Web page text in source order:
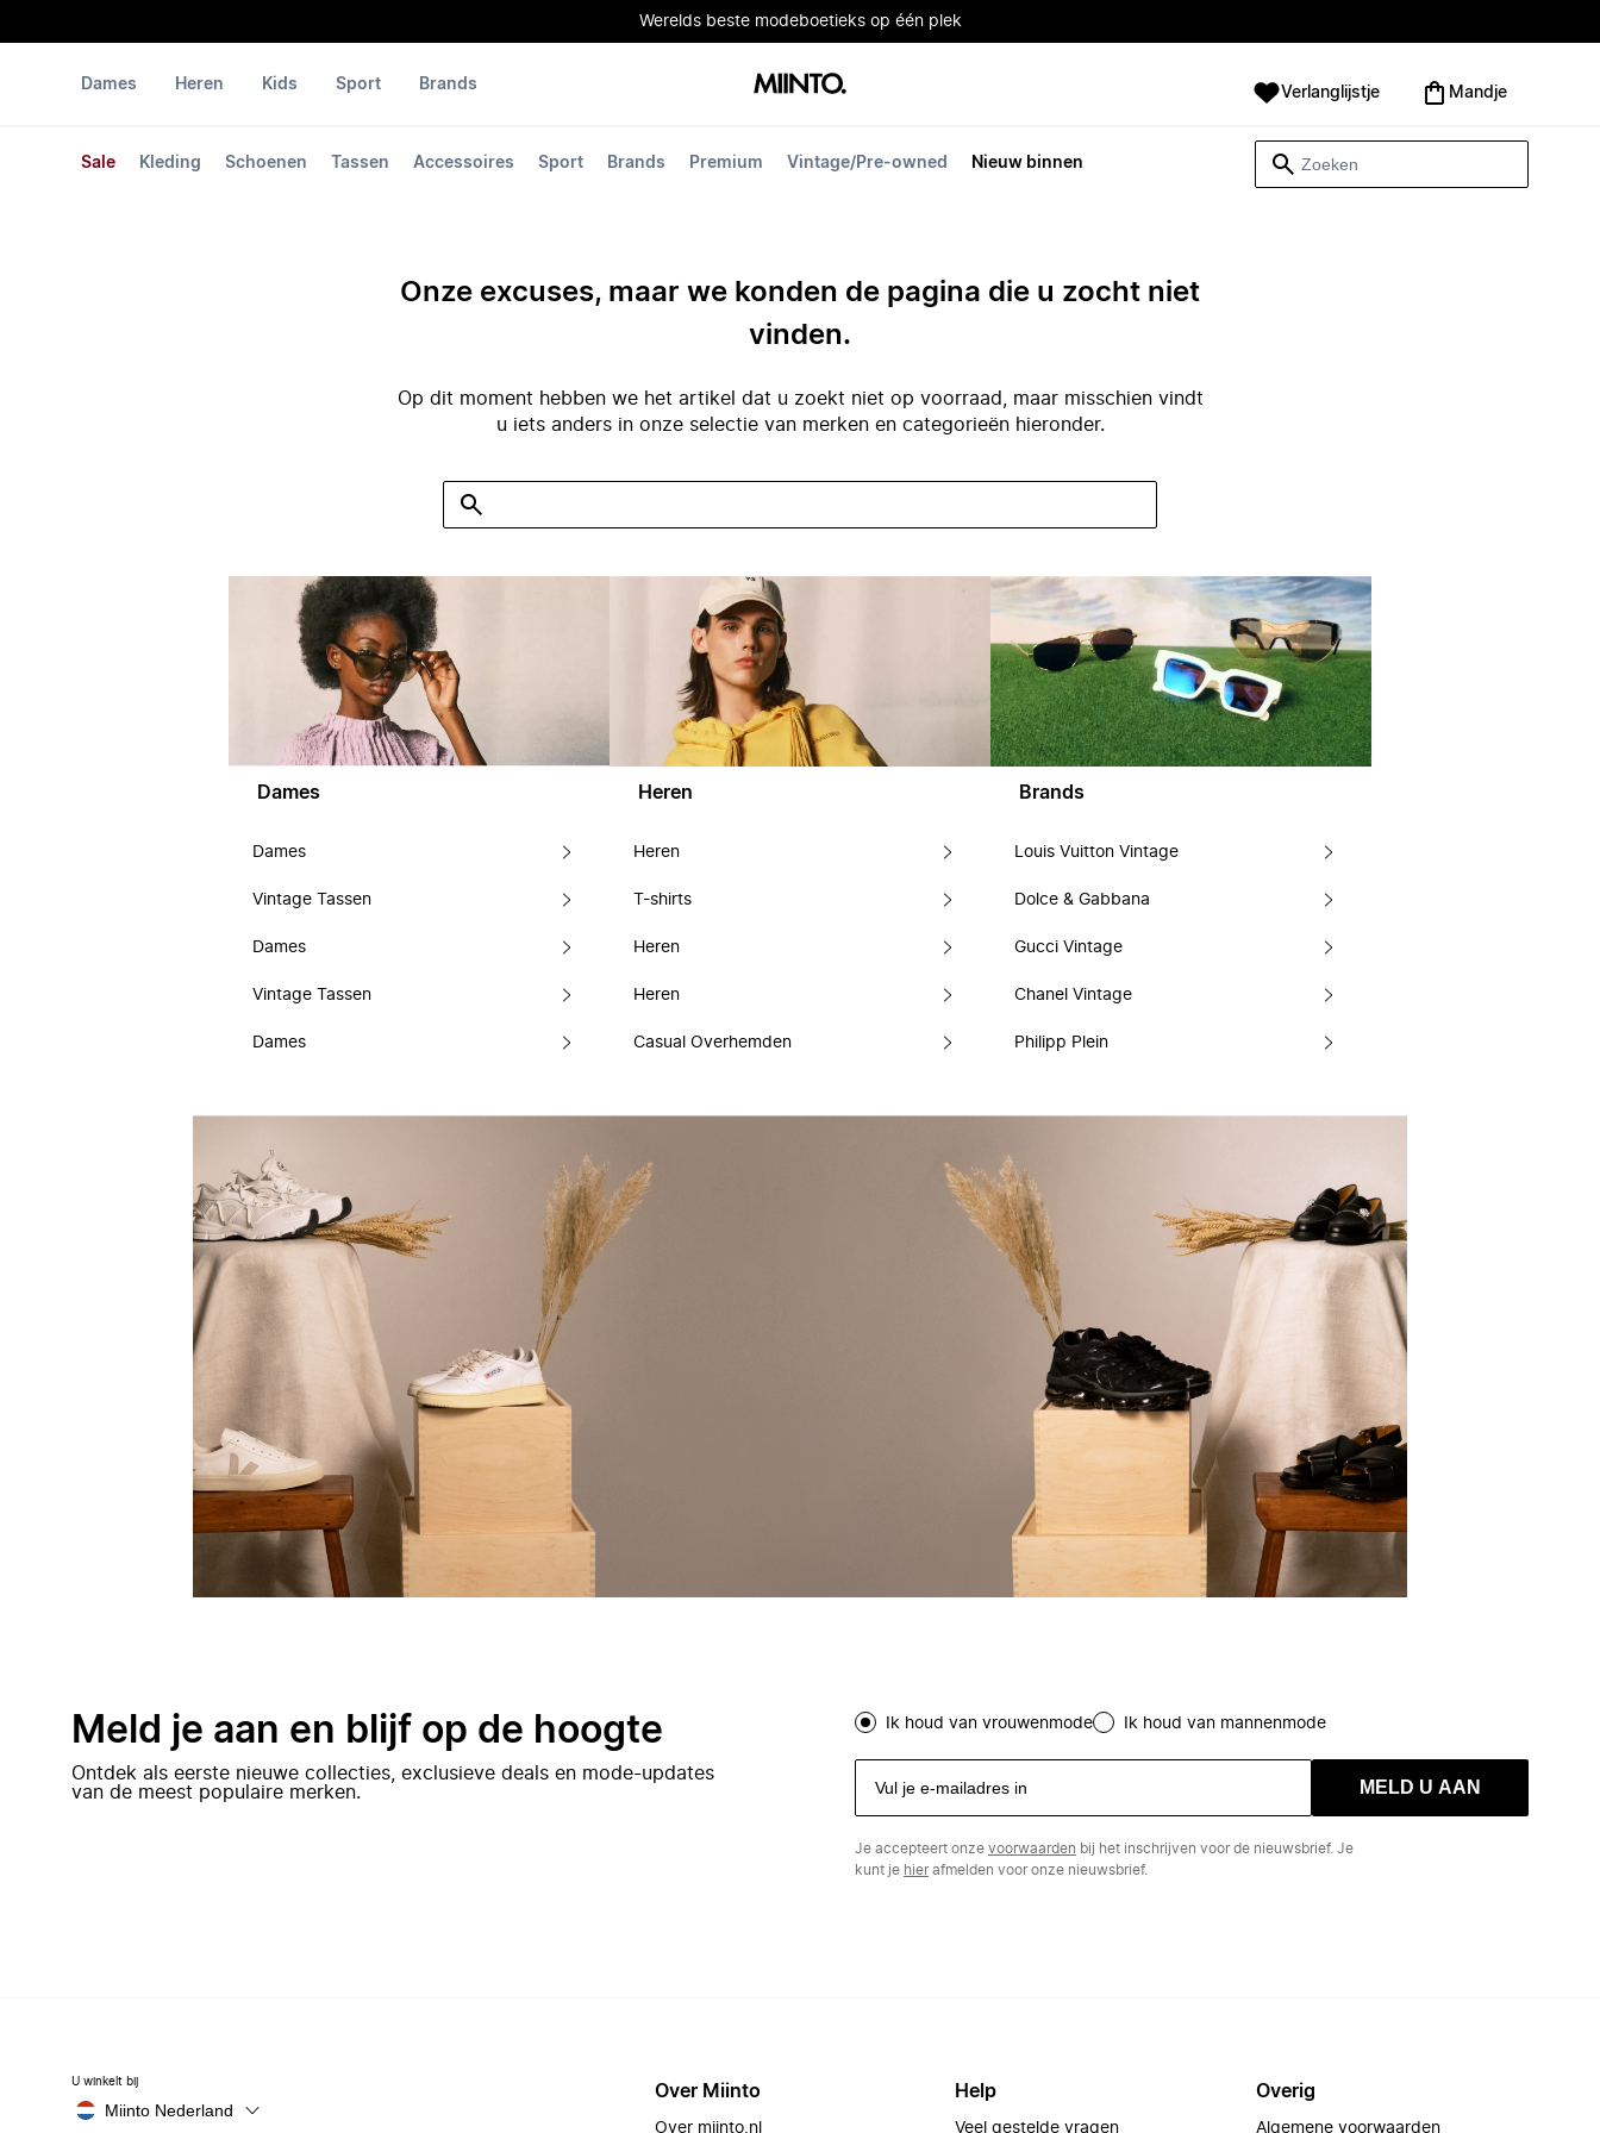
Werelds beste modeboetieks op één plek
Dames
Sale Kleding Schoenen Tassen Accessoires Sport Brands Premium Vintage/Pre-owned Nieuw binnen
Heren Kids Sport Brands Verlanglijstje Mandje
Onze excuses, maar we konden de pagina die u zocht niet
vinden.
Op dit moment hebben we het artikel dat u zoekt niet op voorraad, maar misschien vindt
u iets anders in onze selectie van merken en categorieën hieronder.
Dames
Dames
Vintage Tassen
Dames
Vintage Tassen
Dames
Heren
Heren
T-shirts
Heren
Heren
Casual Overhemden
Brands
Louis Vuitton Vintage
Dolce & Gabbana
Gucci Vintage
Chanel Vintage
Philipp Plein
Meld je aan en blijf op de hoogte
Ontdek als eerste nieuwe collecties, exclusieve deals en mode-updates
van de meest populaire merken.
Ik houd van vrouwenmode Ik houd van mannenmode
MELD U AAN
Je accepteert onze voorwaarden bij het inschrijven voor de nieuwsbrief. Je
kunt je hierafmelden voor onze nieuwsbrief.
U winkelt bij
Miinto Nederland
Over Miinto
Over miinto.nl
Help
Veel gestelde vragen
Overig
Algemene voorwaarden